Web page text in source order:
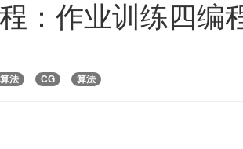
：作业训练四编
法 CG 算法